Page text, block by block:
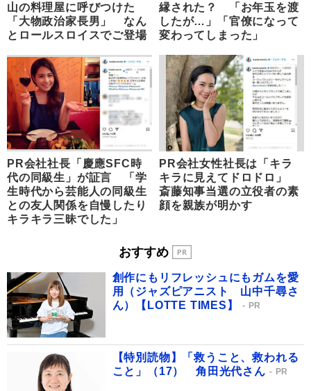
山の料理屋に呼びつけた
「大物政治家長男」 なん
とロールスロイスでご登場
縁された？ 「お年玉を渡
したが…」「官僚になって
変わってしまった」
PR会社社長「慶應SFC時
代の同級生」が証言 「学
生時代から芸能人の同級生
との友人関係を自慢したり
キラキラ三昧でした」
PR会社女性社長は「キラ
キラに見えてドロドロ」
斎藤知事当選の立役者の素
顔を親族が明かす
おすすめ
創作にもリフレッシュにもガムを愛
用（ジャズピアニスト 山中千尋さ
ん）【LOTTE TIMES】
PR
【特別読物】「救うこと、救われる
こと」（17） 角田光代さん
PR